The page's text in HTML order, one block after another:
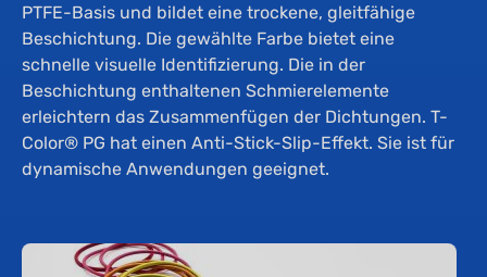
PTFE-Basis und bildet eine trockene, gleitfähige
Beschichtung. Die gewählte Farbe bietet eine
schnelle visuelle Identifizierung. Die in der
Beschichtung enthaltenen Schmierelemente
erleichtern das Zusammenfügen der Dichtungen. T-
Color® PG hat einen Anti-Stick-Slip-Effekt. Sie ist für
dynamische Anwendungen geeignet.